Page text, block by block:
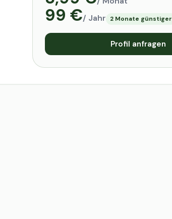
99 €/ Jahr 2 Monate günstiger
Profil anfragen